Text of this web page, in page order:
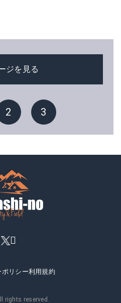
ジを見る
2 3
ポリシー利用規約
rights reserved.